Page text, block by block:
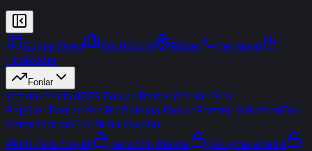
Günün Özeti Portföyüm Radar
Terminal
Endeksler
Fonlar
Yatırım FonlarıBES FonlarıBorsa Yatırım Fonu
Popüler Fonlar YeniBir Bakışta FonlarPortföy ŞirketleriFon
KarşılaştırmaFon Simülasyonu
Akıllı Para Sinyali
Ters Fon Arama
Çakışma Analizi